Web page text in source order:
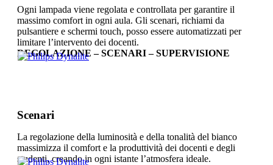
Ogni lampada viene regolata e controllata per garantire il
massimo comfort in ogni aula. Gli scenari, richiami da
pulsantiere e schermi touch, posso essere automatizzati per
limitare l’intervento dei docenti.
REGOLAZIONE – SCENARI – SUPERVISIONE
Scenari
La regolazione della luminosità e della tonalità del bianco
massimizza il comfort e la produttività dei docenti e degli
studenti, creando in ogni istante l’atmosfera ideale.